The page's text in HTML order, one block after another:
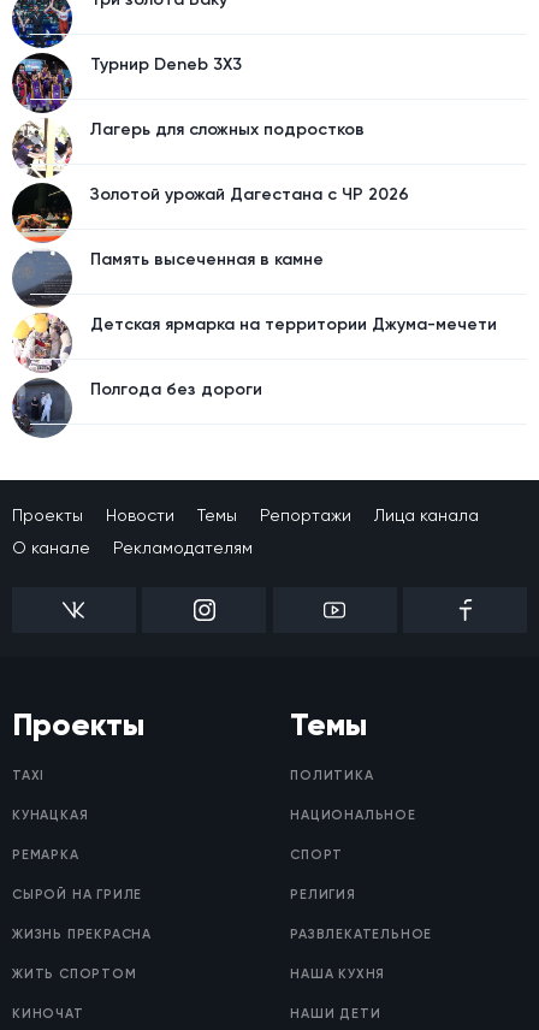
Турнир Deneb 3X3
Лагерь для сложных подростков
Золотой урожай Дагестана с ЧР 2026
Память высеченная в камне
Детская ярмарка на территории Джума-мечети
Полгода без дороги
Проекты Новости Темы Репортажи
Лица канала
О канале
Рекламодателям
Проекты
TAXI
КУНАЦКАЯ
РЕМАРКА
СЫРОЙ НА ГРИЛЕ
ЖИЗНЬ ПРЕКРАСНА
ЖИТЬ СПОРТОМ
КИНОЧАТ
Темы
ПОЛИТИКА
НАЦИОНАЛЬНОЕ
СПОРТ
РЕЛИГИЯ
РАЗВЛЕКАТЕЛЬНОЕ
НАША КУХНЯ
НАШИ ДЕТИ